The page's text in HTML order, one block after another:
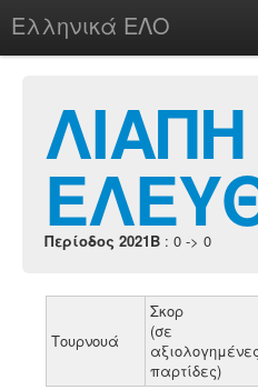
Ελληνικά ΕΛΟ
chesstu.be @ discord
Login
ΛΙΑΠΗ
Περίοδος 2021B : 0 -> 0
Τουρνουά
Σκορ
(σε
αξιολογημένες
παρτίδες)